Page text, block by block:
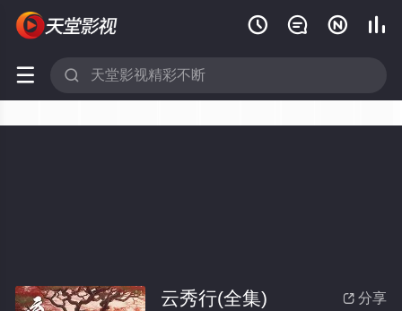
   
 
 分享
云秀行(全集)